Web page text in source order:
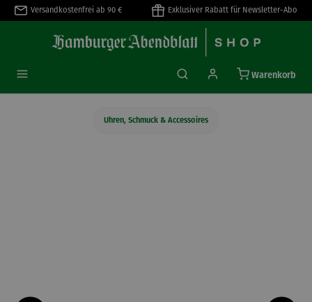
springen
Versandkostenfrei ab 90 € Exklusiver Rabatt für Newsletter-Abo
Warenkorb
Uhren, Schmuck & Accessoires